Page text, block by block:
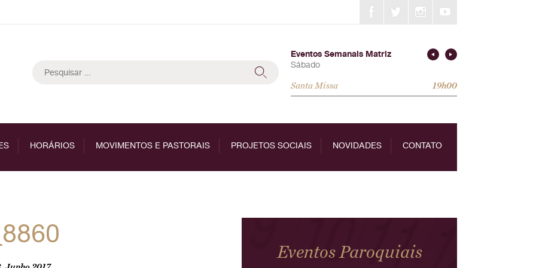
por:
Eventos Semanais Matriz
Sábado
Santa Missa 19h00
HORÁRIOS MOVIMENTOS E PASTORAIS PROJETOS SOCIAIS NOVIDADES CONTATO
Eventos Paroquiais